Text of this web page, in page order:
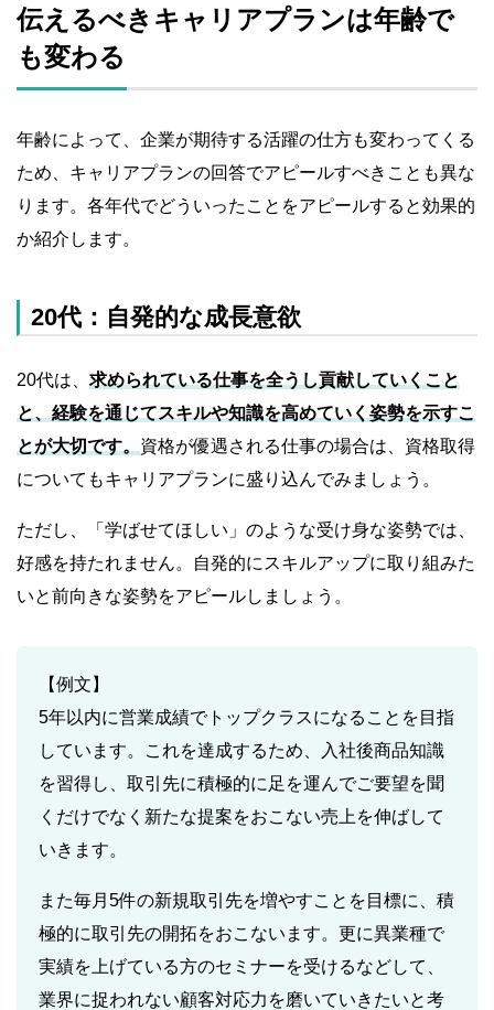
伝えるべきキャリアプランは年齢で
も変わる
年齢によって、企業が期待する活躍の仕方も変わってくる
ため、キャリアプランの回答でアピールすべきことも異な
ります。各年代でどういったことをアピールすると効果的
か紹介します。
20代：自発的な成長意欲
20代は、 求められている仕事を全うし貢献していくこと
と、経験を通じてスキルや知識を高めていく姿勢を示すこ
とが大切です。 資格が優遇される仕事の場合は、資格取得
についてもキャリアプランに盛り込んでみましょう。
ただし、「学ばせてほしい」のような受け身な姿勢では、
好感を持たれません。自発的にスキルアップに取り組みた
いと前向きな姿勢をアピールしましょう。
【例文】
5年以内に営業成績でトップクラスになることを目指
しています。これを達成するため、入社後商品知識
を習得し、取引先に積極的に足を運んでご要望を聞
くだけでなく新たな提案をおこない売上を伸ばして
いきます。
また毎月5件の新規取引先を増やすことを目標に、積
極的に取引先の開拓をおこないます。更に異業種で
実績を上げている方のセミナーを受けるなどして、
業界に捉われない顧客対応力を磨いていきたいと考